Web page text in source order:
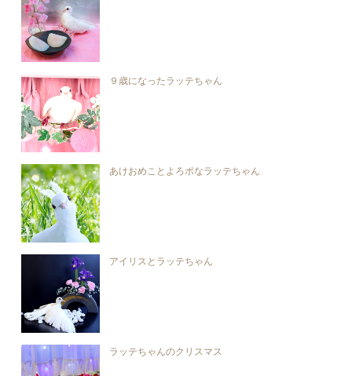
９歳になったラッテちゃん
あけおめことよろポなラッテちゃん
アイリスとラッテちゃん
ラッテちゃんのクリスマス